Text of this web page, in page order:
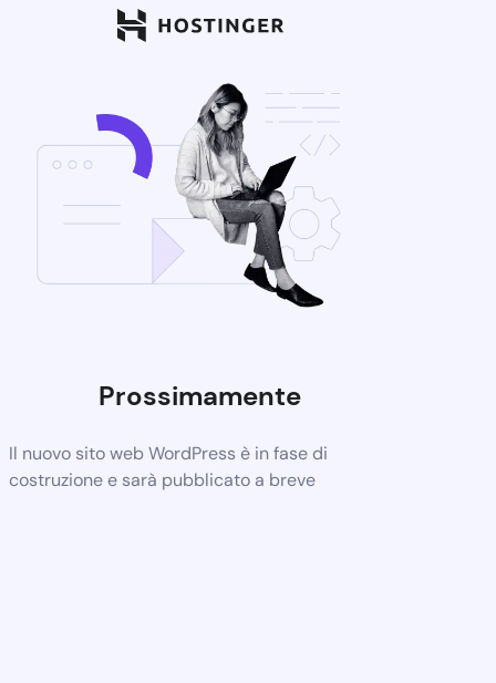
Prossimamente
Il nuovo sito web WordPress è in fase di
costruzione e sarà pubblicato a breve